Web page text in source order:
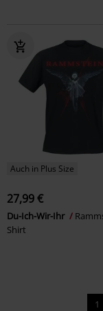
Auch in Plus Size
27,99 €
Du-Ich-Wir-Ihr
Shirt
1